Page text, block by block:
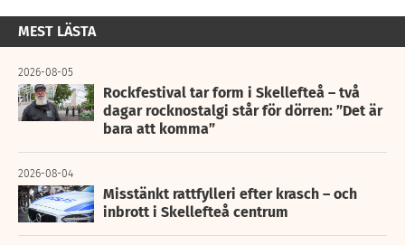
MEST LÄSTA
2026-08-05
Rockfestival tar form i Skellefteå – två
dagar rocknostalgi står för dörren: ”Det är
bara att komma”
2026-08-04
Misstänkt rattfylleri efter krasch – och
inbrott i Skellefteå centrum